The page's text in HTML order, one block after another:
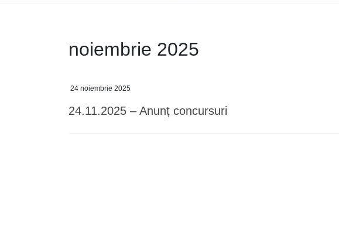
noiembrie 2025
24 noiembrie 2025
24.11.2025 – Anunț concursuri